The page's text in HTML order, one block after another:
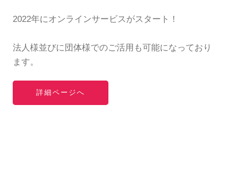
2022年にオンラインサービスがスタート！
法人様並びに団体様でのご活用も可能になっており
ます。
詳細ページへ